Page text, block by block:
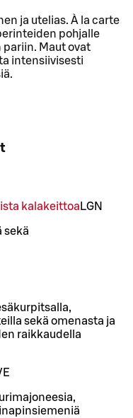
ja utelias. À la carte
pohjalle
Maut ovat
intensiivisesti
kalakeittoa LGN
sekä
sekä omenasta ja
raikkaudella